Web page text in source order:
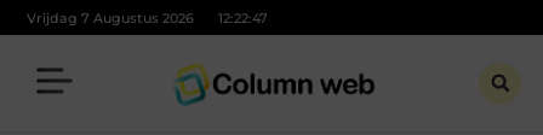
Vrijdag 7 Augustus 2026 12:22:47